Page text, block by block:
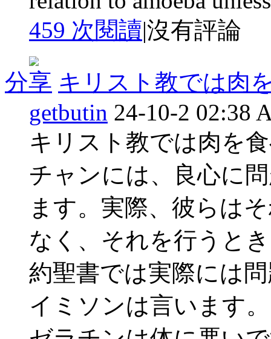
459 次閱讀|沒有評論
分享 キリスト教では肉
getbutin 24-10-2 02:38
キリスト教では肉を
チャンには、良心に
ます。実際、彼らは
なく、それを行うと
約聖書では実際には
イミソンは言います